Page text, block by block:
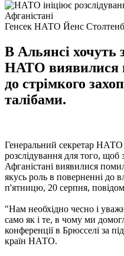
Генсек НАТО Йенс
В Альянсі хочуть
НАТО виявилися
до стрімкого
талібами.
Генеральний секретар НАТО
розслідування для того, щоб
Афганістані виявилися
якусь роль в поверненні до
п'ятницю, 20 серпня,
"Нам необхідно чесно і
само як і те, в чому ми
конференції в Брюсселі за
країн НАТО.